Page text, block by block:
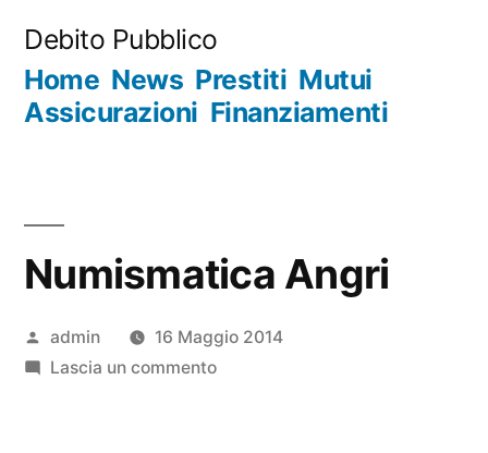
contenuto
Debito Pubblico
Home News Prestiti Mutui
Assicurazioni Finanziamenti
Numismatica Angri
Pubblicato
da
admin
16 Maggio 2014
Lascia un commentosu